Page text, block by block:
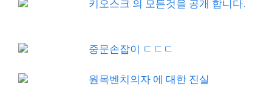
키오스크 의 모든것을 공개 합니다.
중문손잡이 ㄷㄷㄷ
원목벤치의자 에 대한 진실